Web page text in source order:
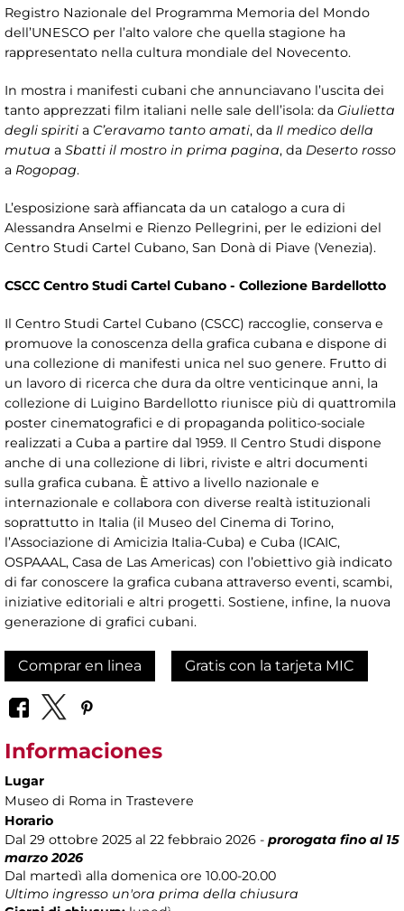
Registro Nazionale del Programma Memoria del Mondo
dell’UNESCO per l’alto valore che quella stagione ha
rappresentato nella cultura mondiale del Novecento.
In mostra i manifesti cubani che annunciavano l’uscita dei
tanto apprezzati film italiani nelle sale dell’isola: da Giulietta
degli spiriti a C’eravamo tanto amati, da Il medico della
mutua a Sbatti il mostro in prima pagina, da Deserto rosso
a Rogopag.
L’esposizione sarà affiancata da un catalogo a cura di
Alessandra Anselmi e Rienzo Pellegrini, per le edizioni del
Centro Studi Cartel Cubano, San Donà di Piave (Venezia).
CSCC Centro Studi Cartel Cubano - Collezione Bardellotto
Il Centro Studi Cartel Cubano (CSCC) raccoglie, conserva e
promuove la conoscenza della grafica cubana e dispone di
una collezione di manifesti unica nel suo genere. Frutto di
un lavoro di ricerca che dura da oltre venticinque anni, la
collezione di Luigino Bardellotto riunisce più di quattromila
poster cinematografici e di propaganda politico-sociale
realizzati a Cuba a partire dal 1959. Il Centro Studi dispone
anche di una collezione di libri, riviste e altri documenti
sulla grafica cubana. È attivo a livello nazionale e
internazionale e collabora con diverse realtà istituzionali
soprattutto in Italia (il Museo del Cinema di Torino,
l’Associazione di Amicizia Italia-Cuba) e Cuba (ICAIC,
OSPAAAL, Casa de Las Americas) con l’obiettivo già indicato
di far conoscere la grafica cubana attraverso eventi, scambi,
iniziative editoriali e altri progetti. Sostiene, infine, la nuova
generazione di grafici cubani.
Comprar en linea Gratis con la tarjeta MIC
Informaciones
Lugar
Museo di Roma in Trastevere
Horario
Dal 29 ottobre 2025 al 22 febbraio 2026 - prorogata fino al 15
marzo 2026
Dal martedì alla domenica ore 10.00-20.00
Ultimo ingresso un'ora prima della chiusura